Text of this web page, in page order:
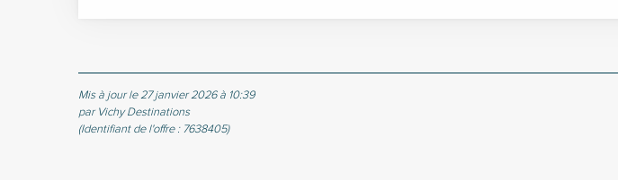
Mis à jour le 27 janvier 2026 à 10:39
par Vichy Destinations
(Identifiant de l'offre : 7638405)